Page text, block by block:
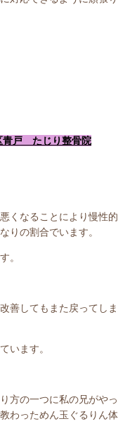
戸 たじり整骨院
くなることにより慢性的
りの割合でいます。
。
善してもまた戻ってしま
います。
方の一つに私の兄がやっ
わっためん玉ぐるりん体